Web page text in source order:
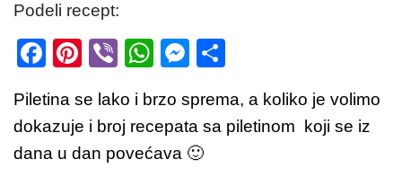
Podeli recept:
F
c
e
b
Pi
er
e
st
Vi
er
W
at
s
A
M
ss
e
n
ar
e
Piletina se lako i brzo sprema, a koliko je volimo
dokazuje i broj recepata sa piletinom koji se iz
dana u dan povećava 🙂